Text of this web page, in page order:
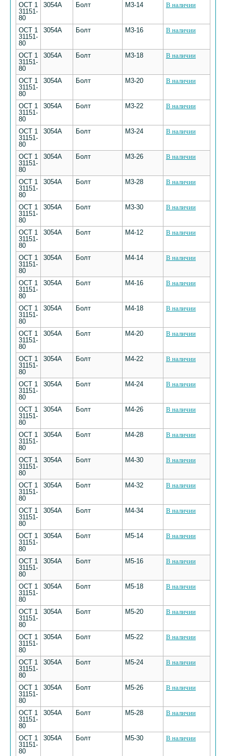
ОСТ 1
31151-
80
3054А Болт М3-14 В наличии
ОСТ 1
31151-
80
3054А Болт М3-16 В наличии
ОСТ 1
31151-
80
3054А Болт М3-18 В наличии
ОСТ 1
31151-
80
3054А Болт М3-20 В наличии
ОСТ 1
31151-
80
3054А Болт М3-22 В наличии
ОСТ 1
31151-
80
3054А Болт М3-24 В наличии
ОСТ 1
31151-
80
3054А Болт М3-26 В наличии
ОСТ 1
31151-
80
3054А Болт М3-28 В наличии
ОСТ 1
31151-
80
3054А Болт М3-30 В наличии
ОСТ 1
31151-
80
3054А Болт М4-12 В наличии
ОСТ 1
31151-
80
3054А Болт М4-14 В наличии
ОСТ 1
31151-
80
3054А Болт М4-16 В наличии
ОСТ 1
31151-
80
3054А Болт М4-18 В наличии
ОСТ 1
31151-
80
3054А Болт М4-20 В наличии
ОСТ 1
31151-
80
3054А Болт М4-22 В наличии
ОСТ 1
31151-
80
3054А Болт М4-24 В наличии
ОСТ 1
31151-
80
3054А Болт М4-26 В наличии
ОСТ 1
31151-
80
3054А Болт М4-28 В наличии
ОСТ 1
31151-
80
3054А Болт М4-30 В наличии
ОСТ 1
31151-
80
3054А Болт М4-32 В наличии
ОСТ 1
31151-
80
3054А Болт М4-34 В наличии
ОСТ 1
31151-
80
3054А Болт М5-14 В наличии
ОСТ 1
31151-
80
3054А Болт М5-16 В наличии
ОСТ 1
31151-
80
3054А Болт М5-18 В наличии
ОСТ 1
31151-
80
3054А Болт М5-20 В наличии
ОСТ 1
31151-
80
3054А Болт М5-22 В наличии
ОСТ 1
31151-
80
3054А Болт М5-24 В наличии
ОСТ 1
31151-
80
3054А Болт М5-26 В наличии
ОСТ 1
31151-
80
3054А Болт М5-28 В наличии
ОСТ 1
31151-
80
3054А Болт М5-30 В наличии